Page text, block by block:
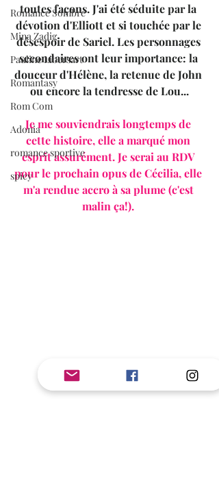
Romance Sombre
Mina Zadig
Pauline Libersart
Romantasy
Rom Com
Adonia
romance sportive
spicy
toutes façons. J'ai été séduite par la
dévotion d'Elliott et si touchée par le
désespoir de Sariel. Les personnages
secondaires ont leur importance: la
douceur d'Hélène, la retenue de John
ou encore la tendresse de Lou...
Je me souviendrais longtemps de
cette histoire, elle a marqué mon
esprit assurément. Je serai au RDV
pour le prochain opus de Cécilia, elle
m'a rendue accro à sa plume (c'est
malin ça!).